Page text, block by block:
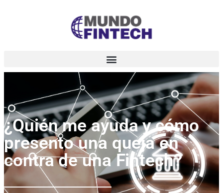
¿Quién me ayuda y cómo
presento una queja en
contra de una Fintech?